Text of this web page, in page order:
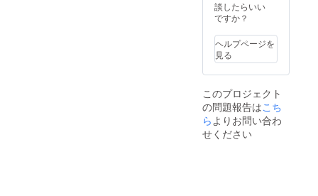
ちゃは
長期保
能です
度カッ
トして
と傷み
が早く
なるの
で早め
でお知
らせく
い。。
在庫で
ご希望
に添え
合があ
りま
す。。
是非、
旬の味
談したらいい
ですか？
ヘルプページを
見る
このプロジェクト
の問題報告はこち
らよりお問い合わ
せください